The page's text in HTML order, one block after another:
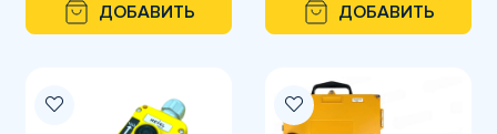
ДОБАВИТЬ
ДОБАВИТЬ